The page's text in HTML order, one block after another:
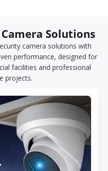
Solutions
camera solutions with
performance, designed for
facilities and professional
projects.